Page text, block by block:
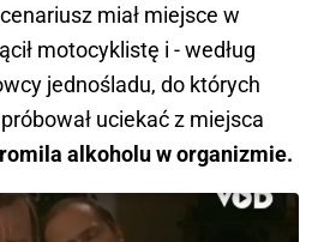
miał miejsce w
motocyklistę i - według
jednośladu, do których
uciekać z miejsca
alkoholu w organizmie.